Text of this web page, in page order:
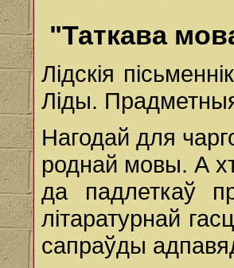
"Таткава
Лідскія
Ліды.
Нагодай для
роднай мовы. А
да падлеткаў
літаратурнай
сапраўды